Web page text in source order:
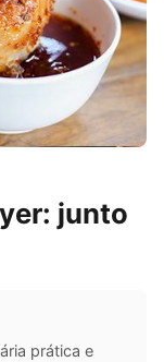
junto
prática e